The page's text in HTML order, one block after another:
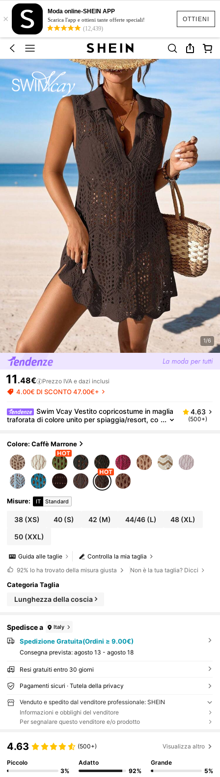
OTTIENI
×
Moda online-SHEIN APP
Scarica l'app e ottieni tante offerte speciali!
(12,439)
1/6
11 .48€ Prezzo IVA e dazi inclusi
4.00€ DI SCONTO 47.00€+
Swim Vcay Vestito copricostume in maglia
traforata di colore unito per spiaggia/resort, co
stume per spiaggia, abito copricostume per bikini, a
bito copricostume per costume da bagno, copricost
ume per spiaggia per donna, abito copricostume pe
r costume da bagno, abbigliamento donna codice Z
65c7, abiti avvolgenti in sconto per donna, top e blu
se da donna
4.63
(500+)
Colore: Caffè Marrone
Misure: IT Standard
38(XS) 40 (S) 42 (M) 44/46(L) 48 (XL)
50(XXL)
Controlla la mia taglia
Guida alle taglie
92% lo ha trovato della misura giusta Non è la tua taglia? Dicci
Categoria Taglia
Lunghezza della coscia
Spedisce a Italy
Spedizione Gratuita(Ordini ≥ 9.00€)
Consegna prevista: agosto 13 - agosto 18
Resi gratuiti entro 30 giorni
Pagamenti sicuri · Tutela della privacy
Venduto e spedito dal venditore professionale: SHEIN
Informazioni e obblighi del venditore
Per segnalare questo venditore e/o prodotto
4.63 (500+) Visualizza altro
Piccolo
3%
Adatto
92%
Grande
5%